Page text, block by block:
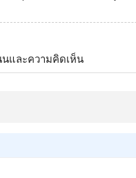
และความคิดเห็น